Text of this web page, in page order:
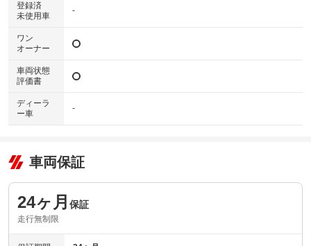
登録済
未使用車
-
ワン
オーナー
車両状態
評価書
ディーラ
ー車
-
車両保証
24ヶ月 保証
走行無制限